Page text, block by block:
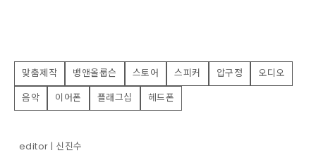
맞춤제작 뱅앤올룹슨 스토어 스피커 압구정
오디오
음악
이어폰 플래그십 헤드폰
editor | 신진수